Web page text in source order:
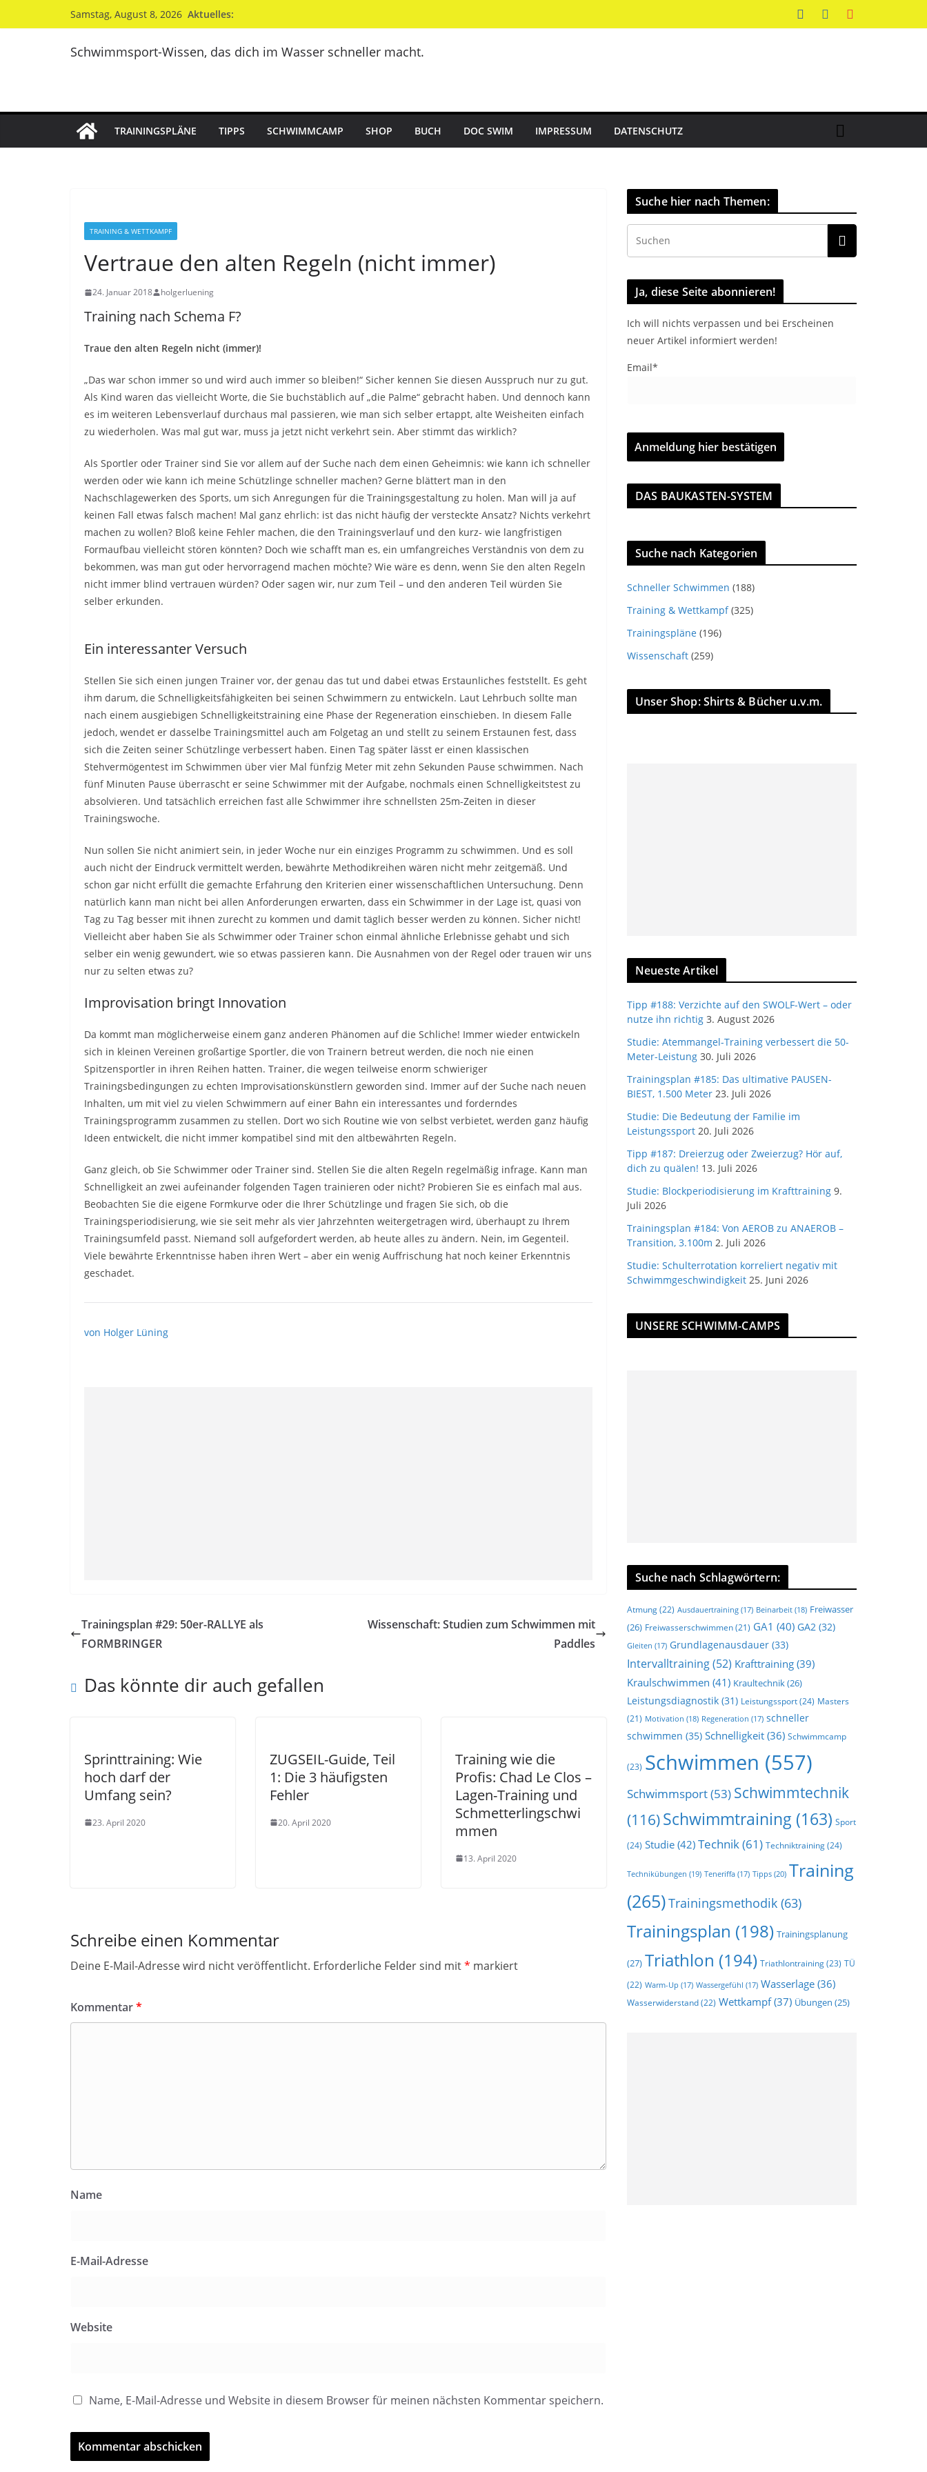
Inhalt
Samstag, August 8, 2026 Aktuelles:
Schwimmsport-Wissen, das dich im Wasser schneller macht.
TRAININGSPLÄNE TIPPS SCHWIMMCAMP SHOP BUCH DOC SWIM IMPRESSUM DATENSCHUTZ
TRAINING & WETTKAMPF
Vertraue den alten Regeln (nicht immer)
24. Januar 2018 holgerluening
Training nach Schema F?
Traue den alten Regeln nicht (immer)!
„Das war schon immer so und wird auch immer so bleiben!“ Sicher kennen Sie diesen Ausspruch nur zu gut.
Als Kind waren das vielleicht Worte, die Sie buchstäblich auf „die Palme“ gebracht haben. Und dennoch kann
es im weiteren Lebensverlauf durchaus mal passieren, wie man sich selber ertappt, alte Weisheiten einfach
zu wiederholen. Was mal gut war, muss ja jetzt nicht verkehrt sein. Aber stimmt das wirklich?
Als Sportler oder Trainer sind Sie vor allem auf der Suche nach dem einen Geheimnis: wie kann ich schneller
werden oder wie kann ich meine Schützlinge schneller machen? Gerne blättert man in den
Nachschlagewerken des Sports, um sich Anregungen für die Trainingsgestaltung zu holen. Man will ja auf
keinen Fall etwas falsch machen! Mal ganz ehrlich: ist das nicht häufig der versteckte Ansatz? Nichts verkehrt
machen zu wollen? Bloß keine Fehler machen, die den Trainingsverlauf und den kurz- wie langfristigen
Formaufbau vielleicht stören könnten? Doch wie schafft man es, ein umfangreiches Verständnis von dem zu
bekommen, was man gut oder hervorragend machen möchte? Wie wäre es denn, wenn Sie den alten Regeln
nicht immer blind vertrauen würden? Oder sagen wir, nur zum Teil – und den anderen Teil würden Sie
selber erkunden.
Ein interessanter Versuch
Stellen Sie sich einen jungen Trainer vor, der genau das tut und dabei etwas Erstaunliches feststellt. Es geht
ihm darum, die Schnelligkeitsfähigkeiten bei seinen Schwimmern zu entwickeln. Laut Lehrbuch sollte man
nach einem ausgiebigen Schnelligkeitstraining eine Phase der Regeneration einschieben. In diesem Falle
jedoch, wendet er dasselbe Trainingsmittel auch am Folgetag an und stellt zu seinem Erstaunen fest, dass
sich die Zeiten seiner Schützlinge verbessert haben. Einen Tag später lässt er einen klassischen
Stehvermögentest im Schwimmen über vier Mal fünfzig Meter mit zehn Sekunden Pause schwimmen. Nach
fünf Minuten Pause überrascht er seine Schwimmer mit der Aufgabe, nochmals einen Schnelligkeitstest zu
absolvieren. Und tatsächlich erreichen fast alle Schwimmer ihre schnellsten 25m-Zeiten in dieser
Trainingswoche.
Nun sollen Sie nicht animiert sein, in jeder Woche nur ein einziges Programm zu schwimmen. Und es soll
auch nicht der Eindruck vermittelt werden, bewährte Methodikreihen wären nicht mehr zeitgemäß. Und
schon gar nicht erfüllt die gemachte Erfahrung den Kriterien einer wissenschaftlichen Untersuchung. Denn
natürlich kann man nicht bei allen Anforderungen erwarten, dass ein Schwimmer in der Lage ist, quasi von
Tag zu Tag besser mit ihnen zurecht zu kommen und damit täglich besser werden zu können. Sicher nicht!
Vielleicht aber haben Sie als Schwimmer oder Trainer schon einmal ähnliche Erlebnisse gehabt und sich
selber ein wenig gewundert, wie so etwas passieren kann. Die Ausnahmen von der Regel oder trauen wir uns
nur zu selten etwas zu?
Improvisation bringt Innovation
Da kommt man möglicherweise einem ganz anderen Phänomen auf die Schliche! Immer wieder entwickeln
sich in kleinen Vereinen großartige Sportler, die von Trainern betreut werden, die noch nie einen
Spitzensportler in ihren Reihen hatten. Trainer, die wegen teilweise enorm schwieriger
Trainingsbedingungen zu echten Improvisationskünstlern geworden sind. Immer auf der Suche nach neuen
Inhalten, um mit viel zu vielen Schwimmern auf einer Bahn ein interessantes und forderndes
Trainingsprogramm zusammen zu stellen. Dort wo sich Routine wie von selbst verbietet, werden ganz häufig
Ideen entwickelt, die nicht immer kompatibel sind mit den altbewährten Regeln.
Ganz gleich, ob Sie Schwimmer oder Trainer sind. Stellen Sie die alten Regeln regelmäßig infrage. Kann man
Schnelligkeit an zwei aufeinander folgenden Tagen trainieren oder nicht? Probieren Sie es einfach mal aus.
Beobachten Sie die eigene Formkurve oder die Ihrer Schützlinge und fragen Sie sich, ob die
Trainingsperiodisierung, wie sie seit mehr als vier Jahrzehnten weitergetragen wird, überhaupt zu Ihrem
Trainingsumfeld passt. Niemand soll aufgefordert werden, ab heute alles zu ändern. Nein, im Gegenteil.
Viele bewährte Erkenntnisse haben ihren Wert – aber ein wenig Auffrischung hat noch keiner Erkenntnis
geschadet.
von Holger Lüning
Trainingsplan #29: 50er-RALLYE als
FORMBRINGER
Wissenschaft: Studien zum Schwimmen mit
Paddles
Das könnte dir auch gefallen
Sprinttraining: Wie
hoch darf der
Umfang sein?
23. April 2020
ZUGSEIL-Guide, Teil
1: Die 3 häufigsten
Fehler
20. April 2020
Training wie die
Profis: Chad Le Clos –
Lagen-Training und
Schmetterlingschwi
mmen
13. April 2020
Schreibe einen Kommentar
Deine E-Mail-Adresse wird nicht veröffentlicht. Erforderliche Felder sind mit* markiert
Kommentar*
Name
E-Mail-Adresse
Website
Name, E-Mail-Adresse und Website in diesem Browser für meinen nächsten Kommentar speichern.
Suche hier nach Themen:
Ja, diese Seite abonnieren!
Ich will nichts verpassen und bei Erscheinen
neuer Artikel informiert werden!
Email*
DAS BAUKASTEN-SYSTEM
Suche nach Kategorien
Schneller Schwimmen (188)
Training & Wettkampf(325)
Trainingspläne (196)
Wissenschaft (259)
Unser Shop: Shirts & Bücher u.v.m.
Neueste Artikel
Tipp #188: Verzichte auf den SWOLF-Wert – oder
nutze ihn richtig 3. August 2026
Studie: Atemmangel-Training verbessert die 50-
Meter-Leistung 30. Juli 2026
Trainingsplan #185: Das ultimative PAUSEN-
BIEST, 1.500 Meter 23. Juli 2026
Studie: Die Bedeutung der Familie im
Leistungssport 20. Juli 2026
Tipp #187: Dreierzug oder Zweierzug? Hör auf,
dich zu quälen! 13. Juli 2026
Studie: Blockperiodisierung im Krafttraining 9.
Juli 2026
Trainingsplan #184: Von AEROB zu ANAEROB –
Transition, 3.100m 2. Juli 2026
Studie: Schulterrotation korreliert negativ mit
Schwimmgeschwindigkeit 25. Juni 2026
UNSERE SCHWIMM-CAMPS
Suche nach Schlagwörtern:
Atmung(22) Ausdauertraining (17) Beinarbeit (18) Freiwasser
(26) Freiwasserschwimmen (21) GA1 (40) GA2 (32)
Gleiten (17) Grundlagenausdauer (33)
Intervalltraining(52) Krafttraining (39)
Kraulschwimmen (41) Kraultechnik(26)
Leistungsdiagnostik (31) Leistungssport(24) Masters
(21) Motivation (18) Regeneration (17) schneller
schwimmen (35) Schnelligkeit (36) Schwimmcamp
(23) Schwimmen (557)
Schwimmsport(53) Schwimmtechnik
(116)Schwimmtraining (163) Sport
(24) Studie (42) Technik(61) Techniktraining(24)
Technikübungen (19) Teneriffa (17) Tipps (20) Training
(265)Trainingsmethodik (63)
Trainingsplan (198) Trainingsplanung
(27) Triathlon (194) Triathlontraining(23) TÜ
(22) Warm-Up (17) Wassergefühl (17) Wasserlage (36)
Wasserwiderstand(22) Wettkampf(37) Übungen (25)